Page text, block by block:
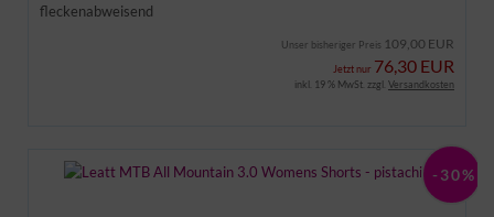
fleckenabweisend
Unser bisheriger Preis 109,00 EUR
Jetzt nur 76,30 EUR
inkl. 19 % MwSt. zzgl. Versandkosten
-30%